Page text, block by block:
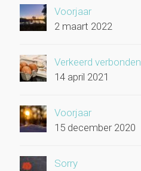
Voorjaar
2 maart 2022
Verkeerd verbonden
14 april 2021
Voorjaar
15 december 2020
Sorry